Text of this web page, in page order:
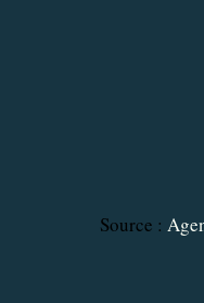
Source :